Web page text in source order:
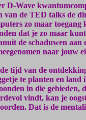
D-Wave
van de TED talks de
zo maar
dat je zo maar
de schaduwen
naar jouw
tijd van de
te planten en
in die gebieden,
vindt, kan je
Dat is de